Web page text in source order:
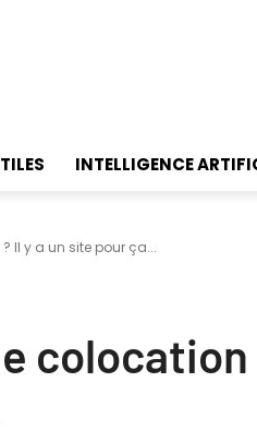
INTELLIGENCE
Il y a un site pour ça...